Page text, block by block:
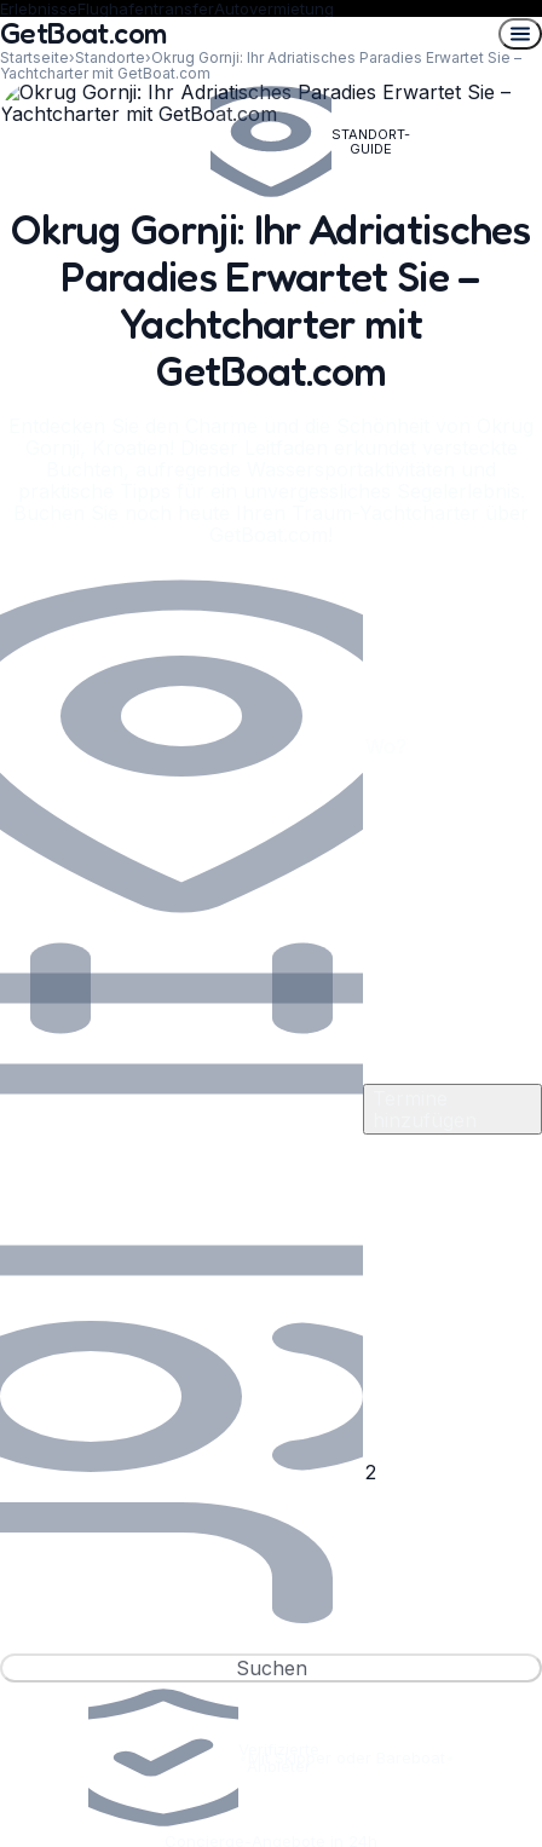
ErlebnisseFlughafentransferAutovermietung
GetBoat.com
Startseite›Standorte›Okrug Gornji: Ihr Adriatisches Paradies Erwartet Sie –
Yachtcharter mit GetBoat.com
STANDORT-
GUIDE
Okrug Gornji: Ihr Adriatisches
Paradies Erwartet Sie –
Yachtcharter mit
GetBoat.com
Suchen